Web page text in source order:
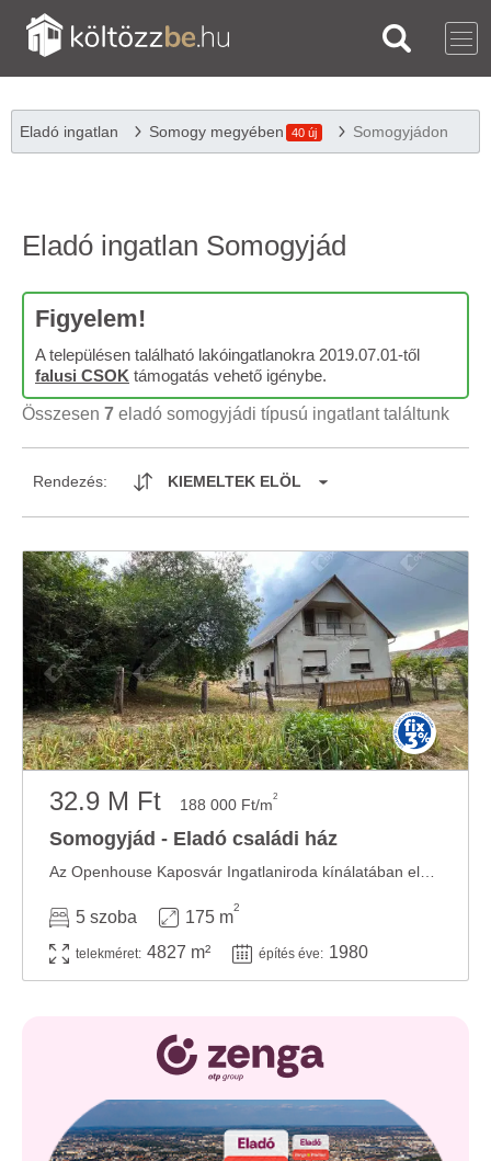
Eladó ingatlan Somogy megyében 40 új Somogyjádon
Eladó ingatlan Somogyjád
Figyelem!
A településen található lakóingatlanokra 2019.07.01-től
falusi CSOK támogatás vehető igénybe.
Összesen 7 eladó somogyjádi típusú ingatlant találtunk
Rendezés: KIEMELTEK ELÖL
32.9 M Ft 188 000 Ft/m2
Somogyjád - Eladó családi ház
5 szoba 175 m
2
telekméret: 4827 m² építés éve: 1980